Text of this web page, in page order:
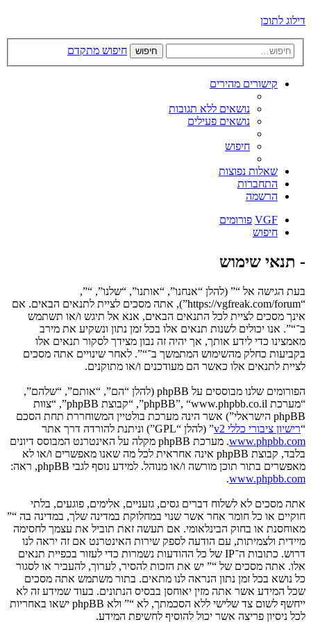
דילוג לתוכן
חיפוש חיפוש מתקדם
קישורים מהירים
נושאים ללא תגובות
נושאים פעילים
חיפוש
שאלות נפוצות
התחברות
הרשמה
VGF פורומים
חיפוש
- תנאי שימוש
בעת הגישה אל “” (להלן “אנחנו”, “אותנו”, “שלנו”, “”,
“https://vgfreak.com/forum”), אתה מסכים לציית לתנאים הבאים. אם
אינך מסכים לציית לכל התנאים הבאים, אנא אל תיגש ו/או תשתמש
ב־“”. אנו יכולים לשנות תנאים אלו בכל זמן נתון ונשקיע את מירב
מאמצינו כדי לידע אותך, אך יהיה זה נבון מצידך לסקור תנאים אלו
בקביעות כחלק מהשימוש המתמשך ב־“”. לאחר שינויים אתה מסכים
לציית לתנאים אלו כאשר הם מעודכנים ו/או מתוקנים.
הפורומים שלנו מבוססים על phpBB (להלן “הם”, “אותם”, “שלהם”,
“מערכת phpBB”, “www.phpbb.co.il”, “קבוצת phpBB”, “צוות
phpBB הישראלי”) אשר הינה מערכת בולטיין המשוחררת תחת הסכם
“רישיון ציבורי כללי v2
” (להלן “GPL”) וניתנת להורדה דרך אתר
www.phpbb.com
. מערכת phpBB מקלה על האינטרנט המבוסס דיונים
בלבד, קבוצת phpBB אינה אחראית לכל מה שאנו מאפשרים ו/או לא
מאפשרים בתור תוכן מורשה ו/או מנוהל. למידע נוסף לגבי phpBB, ראה:
www.phpbb.com
.
אתה מסכים לא לשלוח דברים גסים, גזעניים, אלימים, פוגעים, בלתי
חוקיים או כל חומר אחר אשר שנוי במחלוקת במדינה שלך, במדינה בה “”
מאוחסנת או בחוק הבינלאומי. אם תעשה זאת תוביל את עצמך לחסימה
מיידית ולצמיתות, עם הודעה לספק שירות האינטרנט אם זה יראה לנו
דרוש. כתובות ה־IP של כל ההודעות נשמרות כדי לעזור בכפיית תנאים
אלו. אתה מסכים של “” יש את הזכות להסיר, לערוך, להעביר או לסגור
כל נושא בכל זמן נתון הנראה לנו מתאים. בתור משתמש אתה מסכים
שכל המידע אשר אתה מזין יאוחסן בבסיס הנתונים. בעוד שמידע זה לא
ייחשף לשום צד שלישי ללא הסכמתך, לא “” ולא phpBB ישאו באחריות
לכל ניסיון פריצה אשר יכול להוסיף לחשיפת המידע.